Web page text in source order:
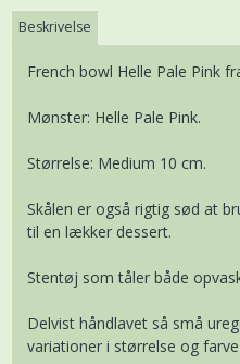
Beskrivelse
French bowl Helle Pale Pink
Mønster: Helle Pale Pink.
Størrelse: Medium 10 cm.
Skålen er også rigtig sød at
til en lækker dessert.
Stentøj som tåler både
Delvist håndlavet så små
variationer i størrelse og